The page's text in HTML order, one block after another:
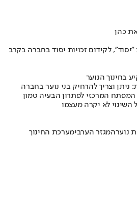
כהן
לקידום זכויות יסוד בחברה בקרב
בחינוך הנוער
ניתן וצריך להרחיק בני נוער בחברה
המרכזי לפתרון הבעיה טמון
השינוי לא יקרה מעצמו
נוערהמגזר הערבימערכת החינוך